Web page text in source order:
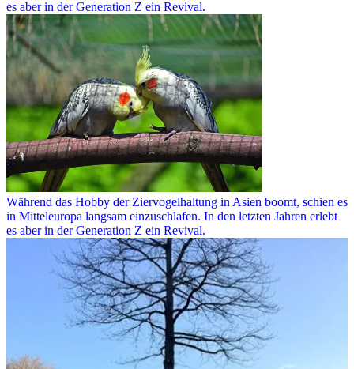
es aber in der Generation Z ein Revival.
Während das Hobby der Ziervogelhaltung in Asien boomt, schien es
in Mitteleuropa langsam einzuschlafen. In den letzten Jahren erlebt
es aber in der Generation Z ein Revival.